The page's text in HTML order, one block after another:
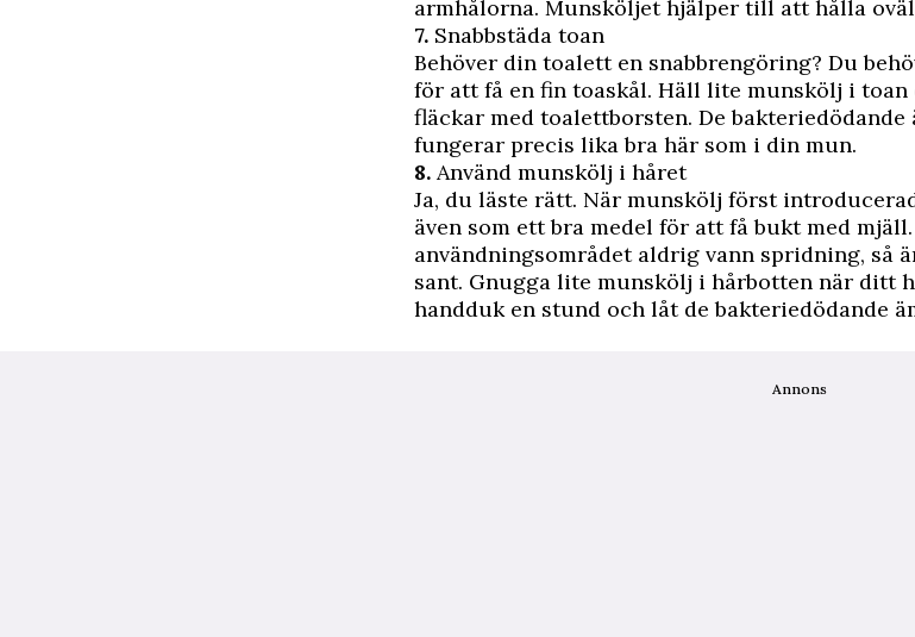
armhålorna. Munsköljet hjälper till att hålla
7. Snabbstäda toan
Behöver din toalett en snabbrengöring? Du
för att få en fin toaskål. Häll lite munskölj i toan
fläckar med toalettborsten. De bakteriedödande
fungerar precis lika bra här som i din mun.
8. Använd munskölj i håret
Ja, du läste rätt. När munskölj först
även som ett bra medel för att få bukt med mjäll.
användningsområdet aldrig vann spridning, så
sant. Gnugga lite munskölj i hårbotten när ditt
handduk en stund och låt de bakteriedödande
Annons